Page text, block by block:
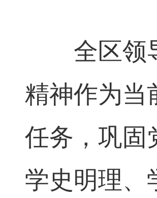
全区领导
精神作为当
任务，巩固
学史明理、